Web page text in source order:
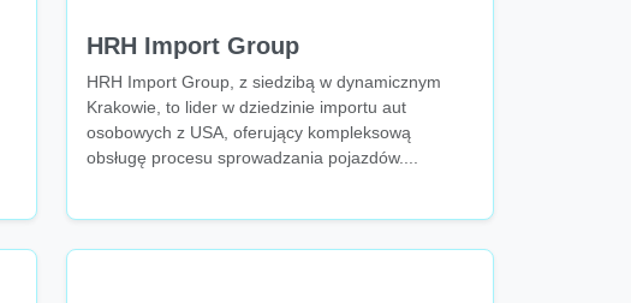
HRH Import Group
HRH Import Group, z siedzibą w dynamicznym
Krakowie, to lider w dziedzinie importu aut
osobowych z USA, oferujący kompleksową
obsługę procesu sprowadzania pojazdów....